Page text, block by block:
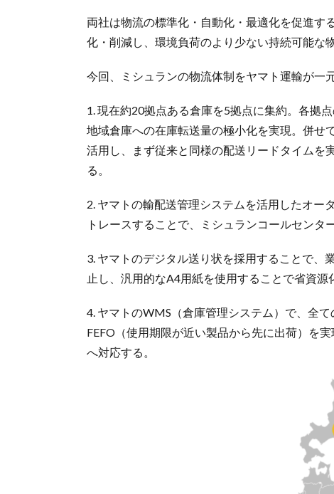
両社は物流の標準化・自動化・最適化を促進す
化・削減し、環境負荷のより少ない持続可能な
今回、ミシュランの物流体制をヤマト運輸が一
1. 現在約20拠点ある倉庫を5拠点に集約。各拠
地域倉庫への在庫転送量の極小化を実現。併せ
活用し、まず従来と同様の配送リードタイムを
る。
2. ヤマトの輸配送管理システムを活用したオー
トレースすることで、ミシュランコールセンタ
3. ヤマトのデジタル送り状を採用することで
止し、汎用的なA4用紙を使用することで省資源
4. ヤマトのWMS（倉庫管理システム）で、全
FEFO（使用期限が近い製品から先に出荷）を
へ対応する。